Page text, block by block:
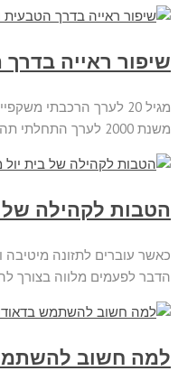
שיפור ראייה
משנת 2000 לערך התחלתי תהליך של הורדת משקפיים. תהליך
הטבות לקהילה של
כאשר עוברים לתזונה
הדבר לפעמים מלווה בצורך
למה חשוב